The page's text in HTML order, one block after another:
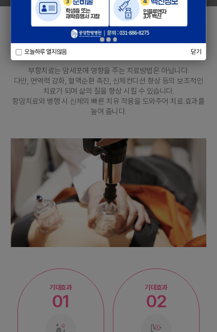
오늘하루 열지않음 닫기
부항치료
부항치료는 암세포에 영향을 주는 치료방법은 아닙니다.
다만, 면역력 강화, 혈액순환 촉진, 신체컨디션 향상 등의 보조적인
치료가 되며 삶의 질을 향상 시킬 수 있습니다.
항암치료와 병행 시 신체의 빠른 치유 작용을 도와주어 치료 효과를
높여 줍니다.
기대효과
01
기대효과
02